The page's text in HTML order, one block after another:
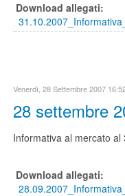
Download allegati:
Venerdì, 28 Settembre 2007
28 settembre
Informativa al mercato
Download allegati: